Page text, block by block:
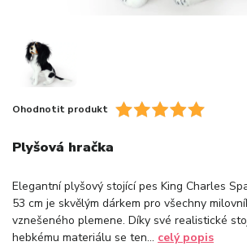
Ohodnotit produkt
Plyšová hračka
Elegantní plyšový stojící pes King Charles
53 cm je skvělým dárkem pro všechny
vznešeného plemene. Díky své realistické
hebkému materiálu se ten... celý popis